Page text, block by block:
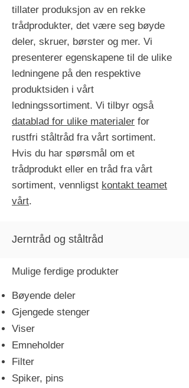
tillater produksjon av en rekke
trådprodukter, det være seg bøyde
deler, skruer, børster og mer. Vi
presenterer egenskapene til de ulike
ledningene på den respektive
produktsiden i vårt
ledningssortiment. Vi tilbyr også
datablad for ulike materialer for
rustfri ståltråd fra vårt sortiment.
Hvis du har spørsmål om et
trådprodukt eller en tråd fra vårt
sortiment, vennligst kontakt teamet
vårt.
Jerntråd og ståltråd
Mulige ferdige produkter
Bøyende deler
Gjengede stenger
Viser
Emneholder
Filter
Spiker, pins